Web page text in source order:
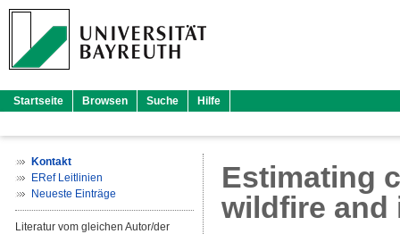
Startseite Browsen Suche Hilfe
Kontakt
ERef Leitlinien
Neueste Einträge
Literatur vom gleichen Autor/der
Estimating
wildfire and